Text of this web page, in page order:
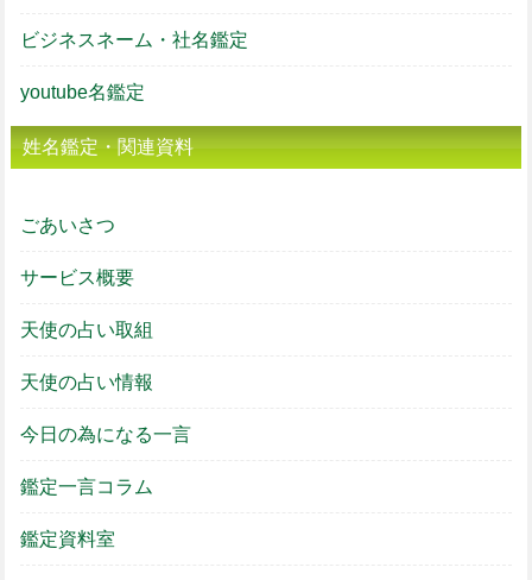
ビジネスネーム・社名鑑定
youtube名鑑定
姓名鑑定・関連資料
ごあいさつ
サービス概要
天使の占い取組
天使の占い情報
今日の為になる一言
鑑定一言コラム
鑑定資料室